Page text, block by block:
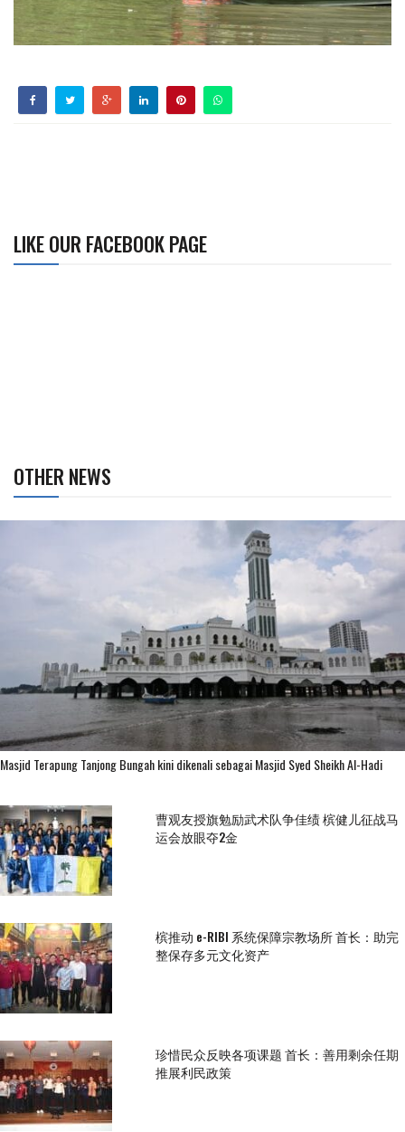
LIKE OUR FACEBOOK PAGE
OTHER NEWS
Masjid Terapung Tanjong Bungah kini dikenali sebagai Masjid Syed Sheikh Al-Hadi
曹观友授旗勉励武术队争佳绩 槟健儿征战马
运会放眼夺2金
槟推动 e-RIBI 系统保障宗教场所 首长：助完
整保存多元文化资产
珍惜民众反映各项课题 首长：善用剩余任期
推展利民政策